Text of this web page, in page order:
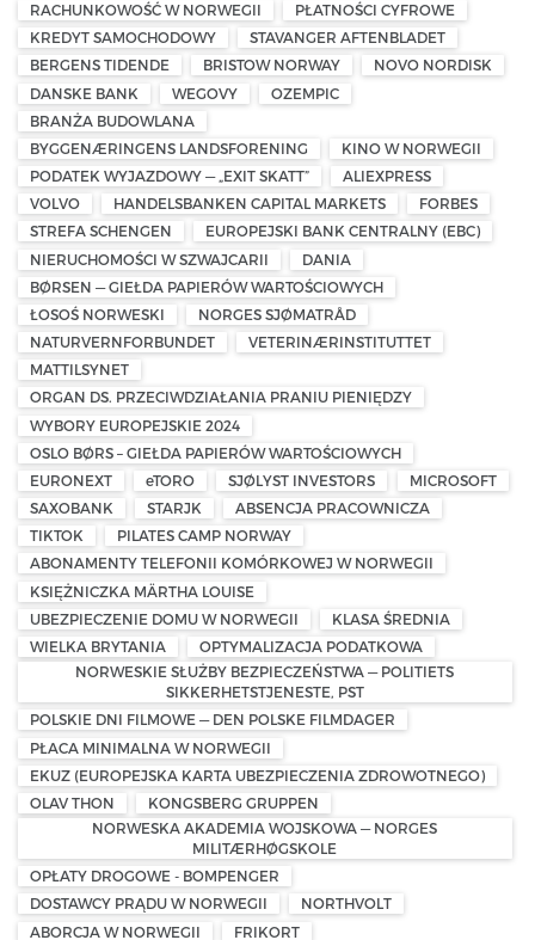
RACHUNKOWOŚĆ W NORWEGII
PŁATNOŚCI CYFROWE
KREDYT SAMOCHODOWY
STAVANGER AFTENBLADET
BERGENS TIDENDE
BRISTOW NORWAY
NOVO NORDISK
DANSKE BANK
WEGOVY
OZEMPIC
BRANŻA BUDOWLANA
BYGGENÆRINGENS LANDSFORENING
KINO W NORWEGII
PODATEK WYJAZDOWY — „EXIT SKATT”
ALIEXPRESS
VOLVO
HANDELSBANKEN CAPITAL MARKETS
FORBES
STREFA SCHENGEN
EUROPEJSKI BANK CENTRALNY (EBC)
NIERUCHOMOŚCI W SZWAJCARII
DANIA
BØRSEN — GIEŁDA PAPIERÓW WARTOŚCIOWYCH
ŁOSOŚ NORWESKI
NORGES SJØMATRÅD
NATURVERNFORBUNDET
VETERINÆRINSTITUTTET
MATTILSYNET
ORGAN DS. PRZECIWDZIAŁANIA PRANIU PIENIĘDZY
WYBORY EUROPEJSKIE 2024
OSLO BØRS – GIEŁDA PAPIERÓW WARTOŚCIOWYCH
EURONEXT
eTORO SJØLYST INVESTORS
MICROSOFT
SAXOBANK
STARJK
ABSENCJA PRACOWNICZA
TIKTOK
PILATES CAMP NORWAY
ABONAMENTY TELEFONII KOMÓRKOWEJ W NORWEGII
KSIĘŻNICZKA MÄRTHA LOUISE
UBEZPIECZENIE DOMU W NORWEGII
KLASA ŚREDNIA
WIELKA BRYTANIA
OPTYMALIZACJA PODATKOWA
NORWESKIE SŁUŻBY BEZPIECZEŃSTWA — POLITIETS
SIKKERHETSTJENESTE, PST
POLSKIE DNI FILMOWE — DEN POLSKE FILMDAGER
PŁACA MINIMALNA W NORWEGII
EKUZ (EUROPEJSKA KARTA UBEZPIECZENIA ZDROWOTNEGO)
OLAV THON
KONGSBERG GRUPPEN
NORWESKA AKADEMIA WOJSKOWA — NORGES
MILITÆRHØGSKOLE
OPŁATY DROGOWE - BOMPENGER
DOSTAWCY PRĄDU W NORWEGII
NORTHVOLT
ABORCJA W NORWEGII
FRIKORT